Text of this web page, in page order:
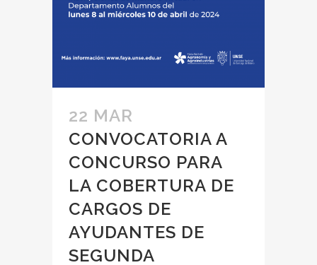
22 MAR
CONVOCATORIA A
CONCURSO PARA
LA COBERTURA DE
CARGOS DE
AYUDANTES DE
SEGUNDA